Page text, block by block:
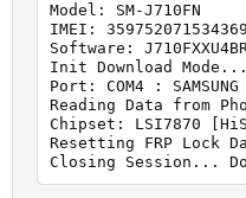
Model: SM-J710FN
IMEI: 359752071534369
Software:
Init Download Mode...
Port: COM4 :
Reading Data from
Chipset: LSI7870
Resetting FRP Lock
Closing Session...